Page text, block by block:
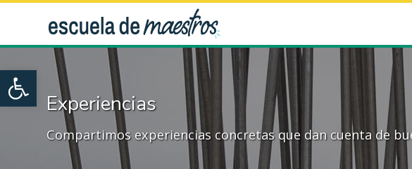
Open toolbar
Experiencias
Compartimos experiencias concretas que dan cuenta de